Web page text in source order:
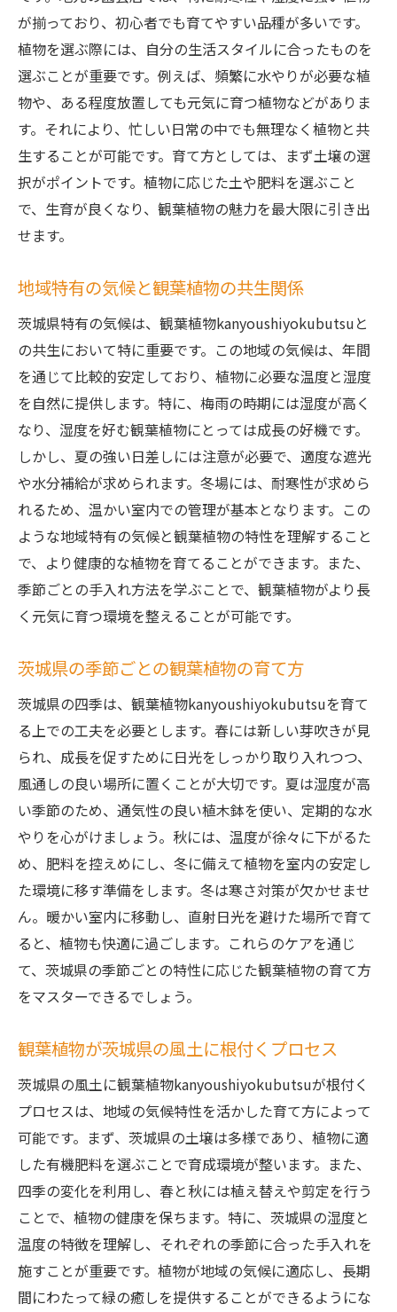
が揃っており、初心者でも育てやすい品種が多いです。
植物を選ぶ際には、自分の生活スタイルに合ったものを
選ぶことが重要です。例えば、頻繁に水やりが必要な植
物や、ある程度放置しても元気に育つ植物などがありま
す。それにより、忙しい日常の中でも無理なく植物と共
生することが可能です。育て方としては、まず土壌の選
択がポイントです。植物に応じた土や肥料を選ぶこと
で、生育が良くなり、観葉植物の魅力を最大限に引き出
せます。
地域特有の気候と観葉植物の共生関係
茨城県特有の気候は、観葉植物kanyoushiyokubutsuと
の共生において特に重要です。この地域の気候は、年間
を通じて比較的安定しており、植物に必要な温度と湿度
を自然に提供します。特に、梅雨の時期には湿度が高く
なり、湿度を好む観葉植物にとっては成長の好機です。
しかし、夏の強い日差しには注意が必要で、適度な遮光
や水分補給が求められます。冬場には、耐寒性が求めら
れるため、温かい室内での管理が基本となります。この
ような地域特有の気候と観葉植物の特性を理解すること
で、より健康的な植物を育てることができます。また、
季節ごとの手入れ方法を学ぶことで、観葉植物がより長
く元気に育つ環境を整えることが可能です。
茨城県の季節ごとの観葉植物の育て方
茨城県の四季は、観葉植物kanyoushiyokubutsuを育て
る上での工夫を必要とします。春には新しい芽吹きが見
られ、成長を促すために日光をしっかり取り入れつつ、
風通しの良い場所に置くことが大切です。夏は湿度が高
い季節のため、通気性の良い植木鉢を使い、定期的な水
やりを心がけましょう。秋には、温度が徐々に下がるた
め、肥料を控えめにし、冬に備えて植物を室内の安定し
た環境に移す準備をします。冬は寒さ対策が欠かせませ
ん。暖かい室内に移動し、直射日光を避けた場所で育て
ると、植物も快適に過ごします。これらのケアを通じ
て、茨城県の季節ごとの特性に応じた観葉植物の育て方
をマスターできるでしょう。
観葉植物が茨城県の風土に根付くプロセス
茨城県の風土に観葉植物kanyoushiyokubutsuが根付く
プロセスは、地域の気候特性を活かした育て方によって
可能です。まず、茨城県の土壌は多様であり、植物に適
した有機肥料を選ぶことで育成環境が整います。また、
四季の変化を利用し、春と秋には植え替えや剪定を行う
ことで、植物の健康を保ちます。特に、茨城県の湿度と
温度の特徴を理解し、それぞれの季節に合った手入れを
施すことが重要です。植物が地域の気候に適応し、長期
間にわたって緑の癒しを提供することができるようにな